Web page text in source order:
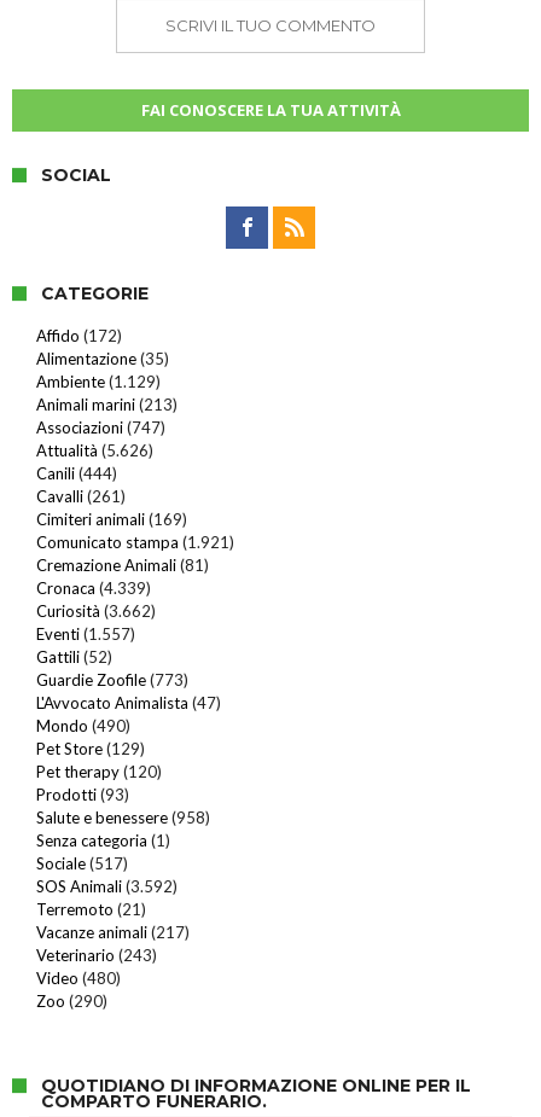
SCRIVI IL TUO COMMENTO
FAI CONOSCERE LA TUA ATTIVITÀ
SOCIAL
CATEGORIE
Affido (172)
Alimentazione(35)
Ambiente(1.129)
Animali marini(213)
Associazioni(747)
Attualità (5.626)
Canili(444)
Cavalli(261)
Cimiteri animali(169)
Comunicato stampa (1.921)
Cremazione Animali(81)
Cronaca (4.339)
Curiosità (3.662)
Eventi(1.557)
Gattili(52)
Guardie Zoofile(773)
L'Avvocato Animalista (47)
Mondo (490)
Pet Store(129)
Pet therapy(120)
Prodotti(93)
Salute e benessere(958)
Senza categoria (1)
Sociale(517)
SOS Animali(3.592)
Terremoto (21)
Vacanze animali(217)
Veterinario (243)
Video (480)
Zoo (290)
QUOTIDIANO DI INFORMAZIONE ONLINE PER IL
COMPARTO FUNERARIO.